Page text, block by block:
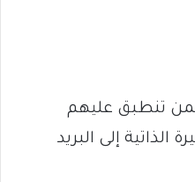
ممن تنطبق عليهم
إلى البريد